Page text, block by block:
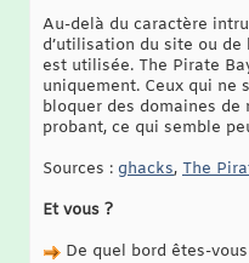
Au-delà du caractère
d’utilisation du site ou
est utilisée. The Pirate
uniquement. Ceux qui ne
bloquer des domaines
probant, ce qui semble
Sources : ghacks, The
Et vous ?
De quel bord êtes-